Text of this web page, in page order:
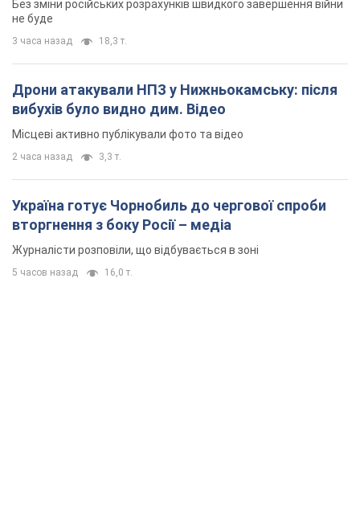
Без зміни російських розрахунків швидкого завершення війни
не буде
3 часа назад 18,3 т.
Дрони атакували НПЗ у Нижньокамську: після
вибухів було видно дим. Відео
Місцеві активно публікували фото та відео
2 часа назад 3,3 т.
Україна готує Чорнобиль до чергової спроби
вторгнення з боку Росії – медіа
Журналісти розповіли, що відбувається в зоні
5 часов назад 16,0 т.